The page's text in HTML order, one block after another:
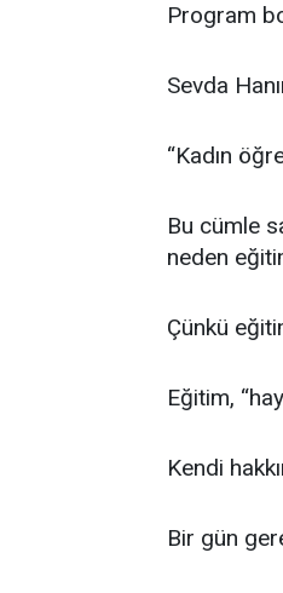
Program
Sevda
“Kadın
Bu cümle
neden
Çünkü
Eğitim,
Kendi
Bir gün